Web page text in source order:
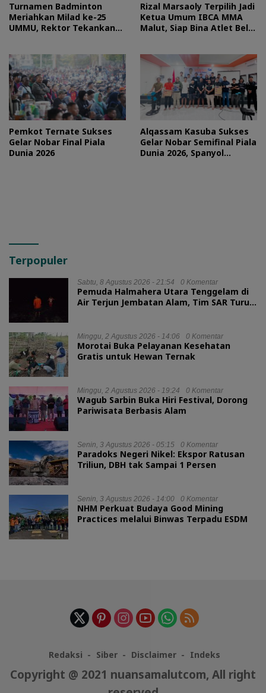
Turnamen Badminton
Meriahkan Milad ke-25
UMMU, Rektor Tekankan
Rizal Marsaoly Terpilih Jadi
Ketua Umum IBCA MMA
Malut, Siap Bina Atlet Bela
Pemkot Ternate Sukses
Gelar Nobar Final Piala
Dunia 2026
Alqassam Kasuba Sukses
Gelar Nobar Semifinal Piala
Dunia 2026, Spanyol
Terpopuler
Sabtu, 8 Agustus 2026 - 21:54 0 Komentar
Pemuda Halmahera Utara Tenggelam di
Air Terjun Jembatan Alam, Tim SAR Turun
Minggu, 2 Agustus 2026 - 14:06 0 Komentar
Morotai Buka Pelayanan Kesehatan
Gratis untuk Hewan Ternak
Minggu, 2 Agustus 2026 - 19:24 0 Komentar
Wagub Sarbin Buka Hiri Festival, Dorong
Pariwisata Berbasis Alam
Senin, 3 Agustus 2026 - 05:15 0 Komentar
Paradoks Negeri Nikel: Ekspor Ratusan
Triliun, DBH tak Sampai 1 Persen
Senin, 3 Agustus 2026 - 14:00 0 Komentar
NHM Perkuat Budaya Good Mining
Practices melalui Binwas Terpadu ESDM
Redaksi Siber Disclaimer Indeks
Copyright @ 2021 nuansamalutcom, All right